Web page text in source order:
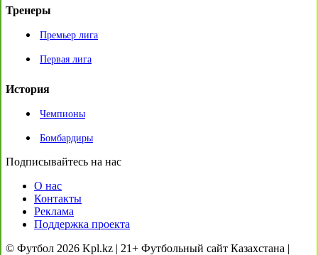
Тренеры
Премьер лига
Первая лига
История
Чемпионы
Бомбардиры
Подписывайтесь на нас
О нас
Контакты
Реклама
Поддержка проекта
© Футбол 2026 Kpl.kz | 21+ Футбольный сайт Казахстана |